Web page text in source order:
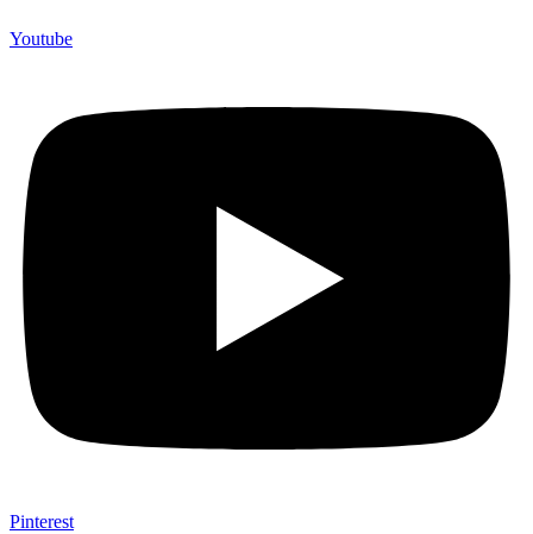
Youtube
Pinterest